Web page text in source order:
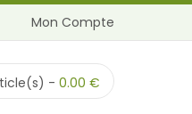
Mon Compte
- 0.00 €